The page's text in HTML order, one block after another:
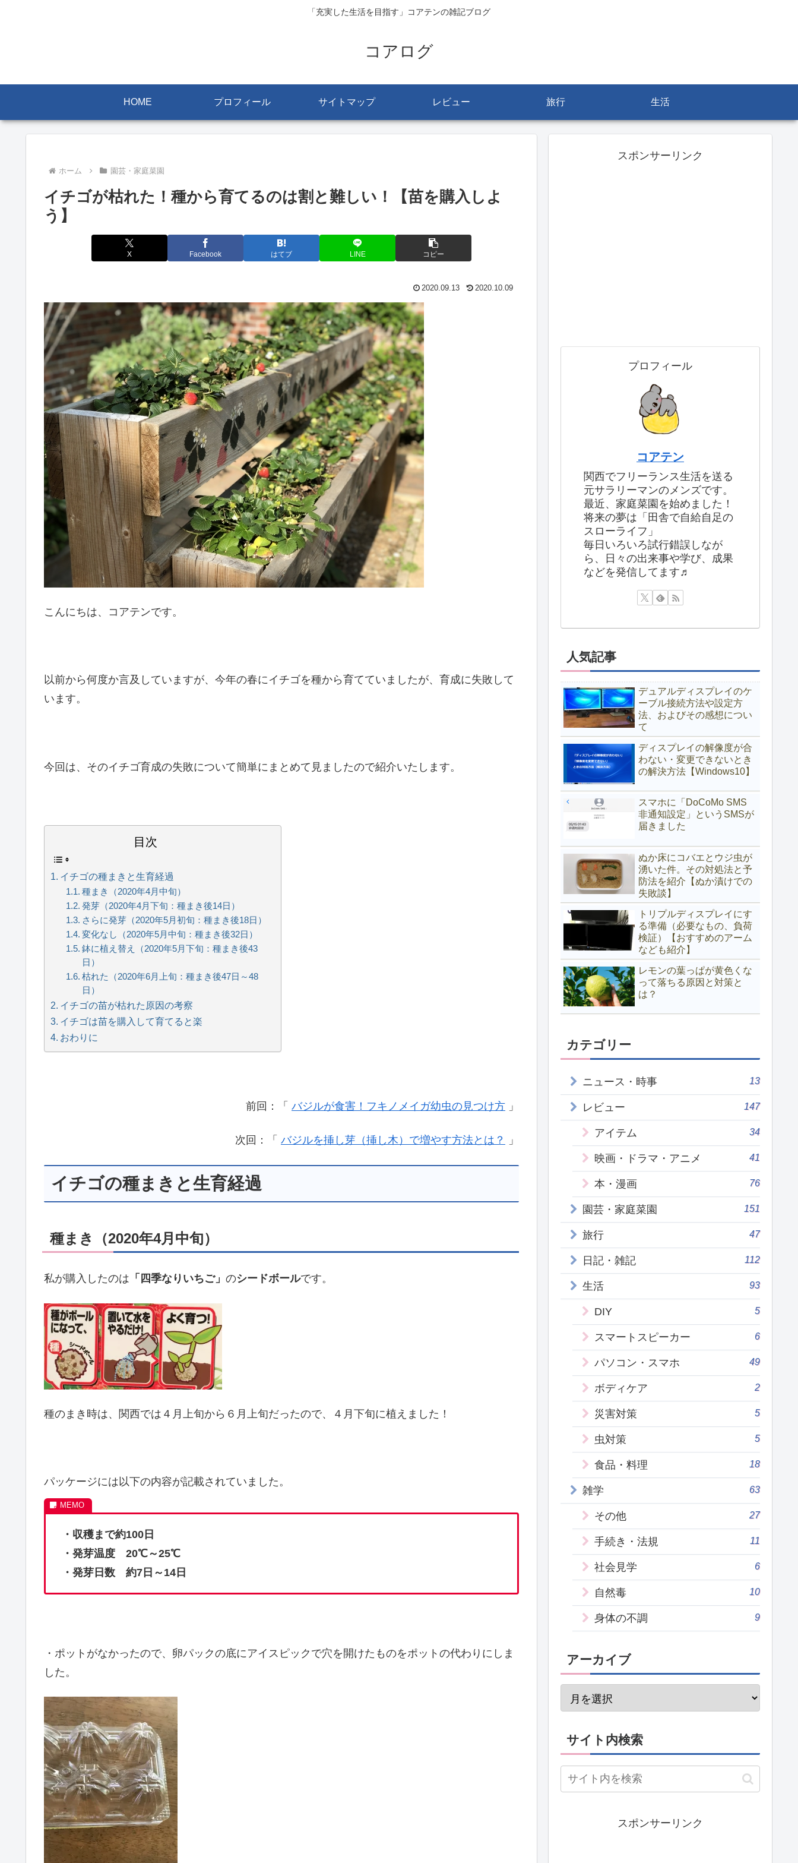
「充実した生活を目指す」コアテンの雑記ブログ
コアログ
HOME プロフィール サイトマップ レビュー 旅行 生活
ホーム 園芸・家庭菜園
イチゴが枯れた！種から育てるのは割と難しい！【苗を購入しよ
う】
X Facebook はてブ LINE コピー
2020.09.13 2020.10.09
こんにちは、コアテンです。
以前から何度か言及していますが、今年の春にイチゴを種から育てていましたが、育成に失敗して
います。
今回は、そのイチゴ育成の失敗について簡単にまとめて見ましたので紹介いたします。
目次
イチゴの種まきと生育経過
種まき（2020年4月中旬）
発芽（2020年4月下旬：種まき後14日）
さらに発芽（2020年5月初旬：種まき後18日）
変化なし（2020年5月中旬：種まき後32日）
鉢に植え替え（2020年5月下旬：種まき後43
日）
枯れた（2020年6月上旬：種まき後47日～48
日）
イチゴの苗が枯れた原因の考察
イチゴは苗を購入して育てると楽
おわりに
前回：「 バジルが食害！フキノメイガ幼虫の見つけ方 」
次回：「 バジルを挿し芽（挿し木）で増やす方法とは？ 」
イチゴの種まきと生育経過
種まき（2020年4月中旬）
私が購入したのは 「四季なりいちご」 のシードボールです。
種のまき時は、関西では４月上旬から６月上旬だったので、４月下旬に植えました！
パッケージには以下の内容が記載されていました。
・収穫まで約100日
・発芽温度 20℃～25℃
・発芽日数 約7日～14日
・ポットがなかったので、卵パックの底にアイスピックで穴を開けたものをポットの代わりにしま
した。
スポンサーリンク
プロフィール
コアテン
関西でフリーランス生活を送る
元サラリーマンのメンズです。
最近、家庭菜園を始めました！
将来の夢は「田舎で自給自足の
スローライフ」
毎日いろいろ試行錯誤しなが
ら、日々の出来事や学び、成果
などを発信してます♬
人気記事
デュアルディスプレイのケ
ーブル接続方法や設定方
法、およびその感想につい
て
ディスプレイの解像度が合
わない・変更できないとき
の解決方法【Windows10】
スマホに「DoCoMo SMS
非通知設定」というSMSが
届きました
ぬか床にコバエとウジ虫が
湧いた件。その対処法と予
防法を紹介【ぬか漬けでの
失敗談】
トリプルディスプレイにす
る準備（必要なもの、負荷
検証）【おすすめのアーム
なども紹介】
レモンの葉っぱが黄色くな
って落ちる原因と対策と
は？
カテゴリー
ニュース・時事 13
レビュー 147
アイテム 34
映画・ドラマ・アニメ 41
本・漫画 76
園芸・家庭菜園 151
旅行 47
日記・雑記 112
生活 93
DIY 5
スマートスピーカー 6
パソコン・スマホ 49
ボディケア 2
災害対策 5
虫対策 5
食品・料理 18
雑学 63
その他 27
手続き・法規 11
社会見学 6
自然毒 10
身体の不調 9
アーカイブ
サイト内検索
スポンサーリンク